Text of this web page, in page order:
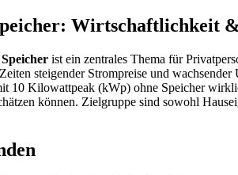
Wirtschaftlichkeit
ist ein zentrales Thema für
steigender Strompreise und
10 Kilowattpeak (kWp) ohne Speicher
können. Zielgruppe sind sowohl